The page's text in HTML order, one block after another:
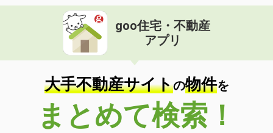
goo住宅・不動産
アプリ
大手不動産サイトの物件を
まとめて検索！